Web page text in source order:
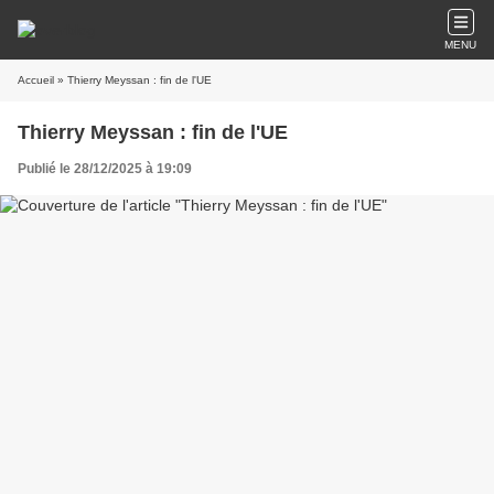
MENU
Accueil » Thierry Meyssan : fin de l'UE
Thierry Meyssan : fin de l'UE
Publié le 28/12/2025 à 19:09